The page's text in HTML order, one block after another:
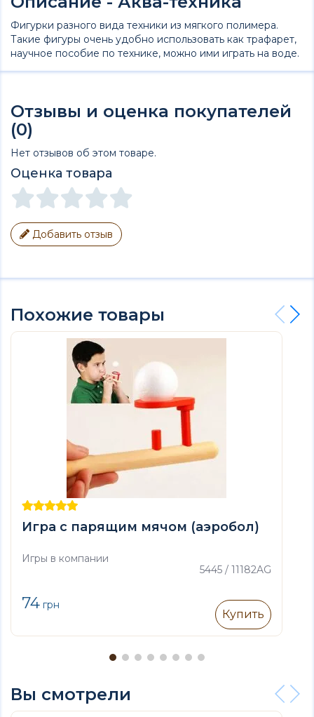
Фигурки разного вида техники из мягкого полимера.
Такие фигуры очень удобно использовать как трафарет,
научное пособие по технике, можно ими играть на воде.
Отзывы и оценка покупателей
(0)
Нет отзывов об этом товаре.
Оценка товара
Добавить отзыв
Похожие товары
Игра с парящим мячом (аэробол)
Игры в компании
5445 / 11182AG
74 грн
Купить
Вы смотрели